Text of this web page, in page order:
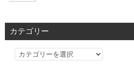
カテゴリー
カ